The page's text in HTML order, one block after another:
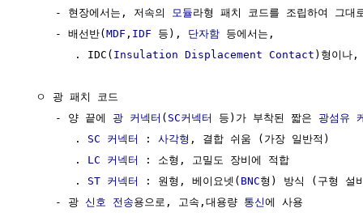
     - 현장에서는, 저속의
모듈라형 패치 코드를 조립하여 그대
     - 배선반(
MDF , IDF 등), 단자함 등에서는,
        . IDC(
Insulation Displacement Contact )형이
  ㅇ 광 패치 코드
     - 양 끝에
광 커넥터 ( SC커넥터 등)가 부착된 짧은 광섬유
        .
SC 커넥터 : 사각형 , 결합 쉬움 (가장 일반적)
        .
LC 커넥터
: 소형, 고밀도 장비에 적합
        .
ST 커넥터 : 원형, 베이요넷( BNC형) 방식 (구형 설
     - 광
신호 전송용으로, 고속,대용량 통신에 사용